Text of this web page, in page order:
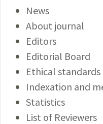
News
About journal
Editors
Editorial Board
Ethical
Indexation and
Statistics
List of Reviewers